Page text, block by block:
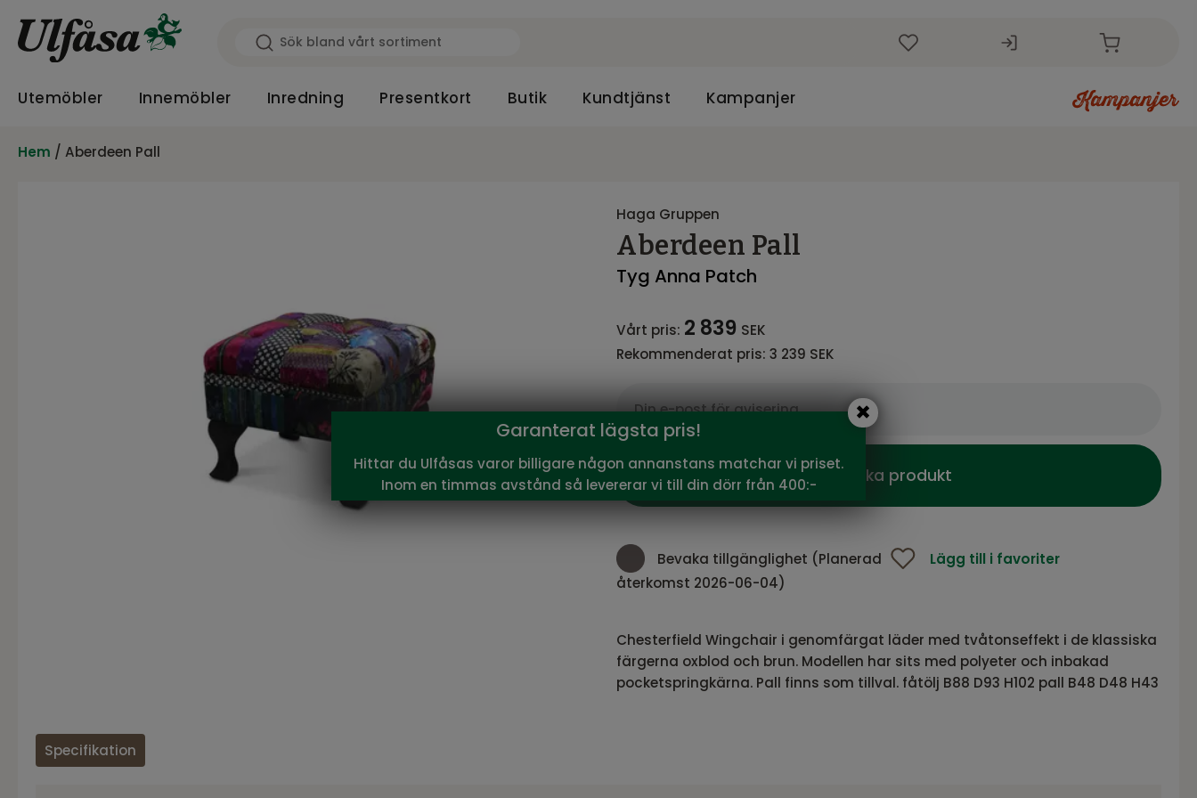
Utemöbler Innemöbler Inredning Presentkort Butik Kundtjänst Kampanjer
Hem / Aberdeen Pall
Haga Gruppen
Aberdeen Pall
Tyg Anna Patch
Vårt pris: 2 839 SEK
Rekommenderat pris: 3 239 SEK
Bevaka produkt
Bevaka tillgänglighet (Planerad
återkomst 2026-06-04)
Lägg till i favoriter
Chesterfield Wingchair i genomfärgat läder med tvåtonseffekt i de klassiska
färgerna oxblod och brun. Modellen har sits med polyeter och inbakad
pocketspringkärna. Pall finns som tillval. fåtölj B88 D93 H102 pall B48 D48 H43
Specifikation
Garanterat lägsta pris!
Hittar du Ulfåsas varor billigare någon annanstans matchar vi priset.
Inom en timmas avstånd så levererar vi till din dörr från 400:-